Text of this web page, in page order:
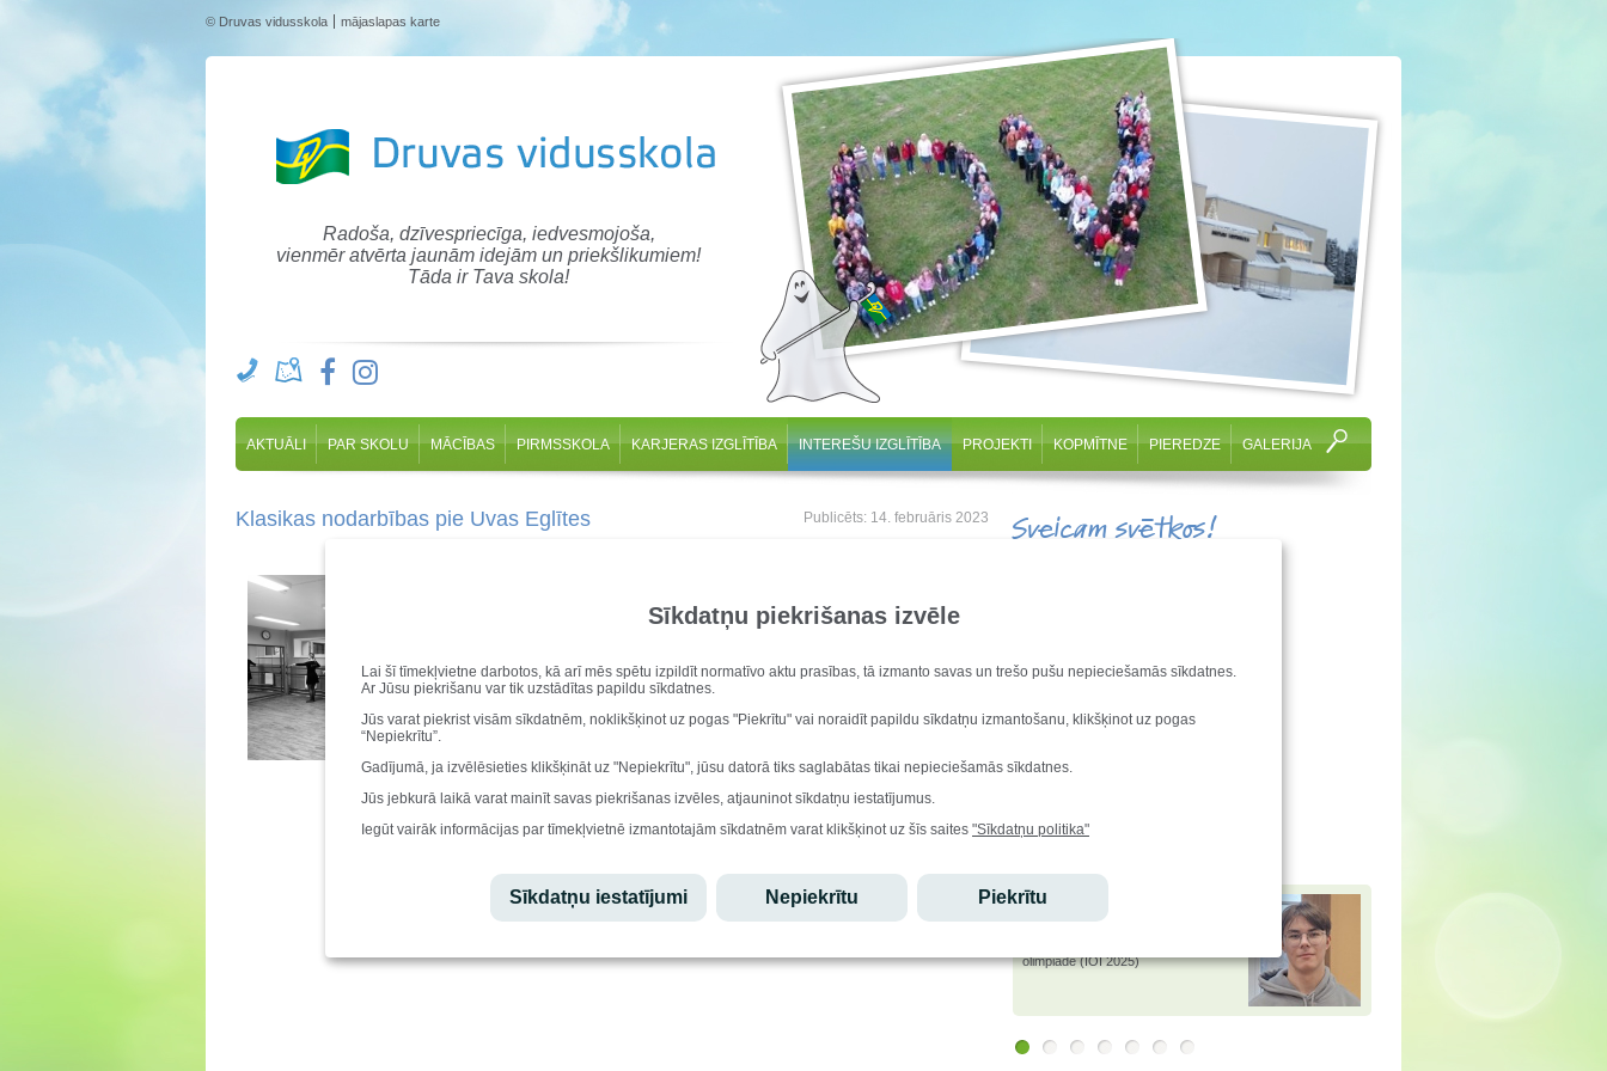
Sīkdatņu piekrišanas izvēle
Lai šī tīmekļvietne darbotos, kā arī mēs spētu izpildīt normatīvo aktu prasības, tā izmanto savas un trešo pušu nepieciešamās sīkdatnes.
Ar Jūsu piekrišanu var tik uzstādītas papildu sīkdatnes.
Jūs varat piekrist visām sīkdatnēm, noklikšķinot uz pogas "Piekrītu" vai noraidīt papildu sīkdatņu izmantošanu, klikšķinot uz pogas
“Nepiekrītu”.
Gadījumā, ja izvēlēsieties klikšķināt uz "Nepiekrītu", jūsu datorā tiks saglabātas tikai nepieciešamās sīkdatnes.
Jūs jebkurā laikā varat mainīt savas piekrišanas izvēles, atjauninot sīkdatņu iestatījumus.
Iegūt vairāk informācijas par tīmekļvietnē izmantotajām sīkdatnēm varat klikšķinot uz šīs saites "Sīkdatņu politika"
Sīkdatņu iestatījumi Nepiekrītu Piekrītu
© Druvas vidusskola mājaslapas karte
Radoša, dzīvespriecīga, iedvesmojoša,
vienmēr atvērta jaunām idejām un priekšlikumiem!
Tāda ir Tava skola!
AKTUĀLI PAR SKOLU MĀCĪBAS PIRMSSKOLA KARJERAS IZGLĪTĪBA INTEREŠU IZGLĪTĪBA PROJEKTI KOPMĪTNE PIEREDZE GALERIJA
Klasikas nodarbības pie Uvas Eglītes Publicēts: 14. februāris 2023
palīdzēja skates deju precizēšanā.
sava kolektīva izaugsmē!
Sveicam svētkos!
Ieskaties!
Stundu saraksta izmaiņas
Ēdienkarte
Lepojamies!
Edgars Andersons
atzinību Baltijas informātikas
olimpiādē (IOI 2025)